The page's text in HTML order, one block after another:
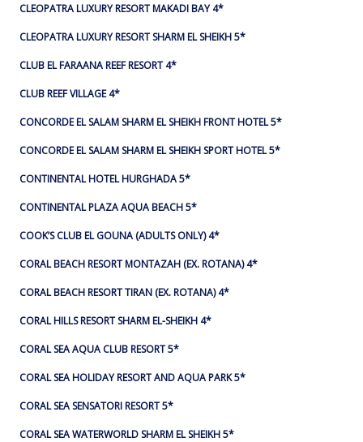
CLEOPATRA LUXURY RESORT MAKADI BAY 4*
CLEOPATRA LUXURY RESORT SHARM EL SHEIKH 5*
CLUB EL FARAANA REEF RESORT 4*
CLUB REEF VILLAGE 4*
CONCORDE EL SALAM SHARM EL SHEIKH FRONT HOTEL 5*
CONCORDE EL SALAM SHARM EL SHEIKH SPORT HOTEL 5*
CONTINENTAL HOTEL HURGHADA 5*
CONTINENTAL PLAZA AQUA BEACH 5*
COOK’S CLUB EL GOUNA (ADULTS ONLY) 4*
CORAL BEACH RESORT MONTAZAH (EX. ROTANA) 4*
CORAL BEACH RESORT TIRAN (EX. ROTANA) 4*
CORAL HILLS RESORT SHARM EL-SHEIKH 4*
CORAL SEA AQUA CLUB RESORT 5*
CORAL SEA HOLIDAY RESORT AND AQUA PARK 5*
CORAL SEA SENSATORI RESORT 5*
CORAL SEA WATERWORLD SHARM EL SHEIKH 5*